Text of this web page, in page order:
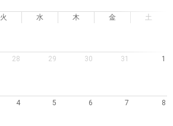
火 水 木 金 土
28 29 30 31 1
4 5 6 7 8